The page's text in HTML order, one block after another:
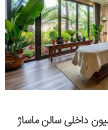
داخلی سالن ماساژ